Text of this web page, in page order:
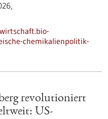
chemikalienpolitik-
revolutioniert
US-